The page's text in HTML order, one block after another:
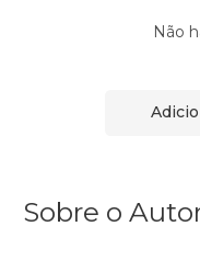
Não
Sobre o